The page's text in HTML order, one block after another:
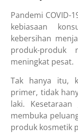
Pandemi COVID-
kebiasaan
kebersihan
produk-produk
meningkat pesat.
Tak hanya itu,
primer, tidak
laki.
membuka
produk kosmetik